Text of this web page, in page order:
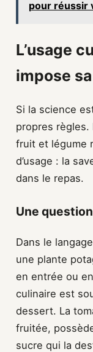
pour réussir
L’usage
impose
Si la science
propres
fruit et légume
d’usage : la
dans le repas.
Une
Dans le
une plante
en entrée ou
culinaire est
dessert. La
fruitée,
sucre qui la